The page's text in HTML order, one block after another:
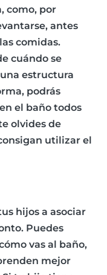
como, por
antes
comidas.
cuándo se
estructura
podrás
el baño todos
olvides de
utilizar el
hijos a asociar
Puedes
vas al baño,
mejor